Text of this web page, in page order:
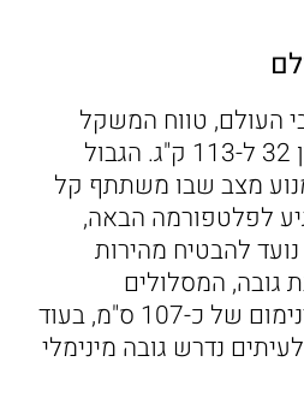
העולם, טווח המשקל
למבוגרים נע לרוב בין 32 ל-113 ק"ג. הגבול
מצב שבו משתתף קל
לפלטפורמה הבאה,
להבטיח מהירות
גובה, המסלולים
למבוגרים דורשים מינימום של כ-107 ס"מ, בעוד
נדרש גובה מינימלי